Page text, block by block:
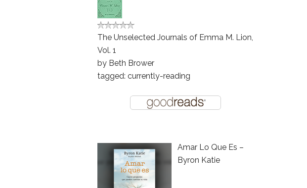
The Unselected Journals of Emma M. Lion,
Vol. 1
by Beth Brower
tagged: currently-reading
Amar Lo Que Es –
Byron Katie